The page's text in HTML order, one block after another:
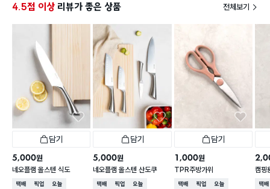
4.5점 이상 리뷰가 좋은 상품 전체보기
담기
5,000원
네오플램 올스텐 식도
택배배송매장픽업오늘배송
담기
5,000원
네오플램 올스텐 산도쿠
택배배송매장픽업오늘배송
담기
1,000원
TPR주방가위
택배배송매장픽업오늘배송
캠핑
함
택배